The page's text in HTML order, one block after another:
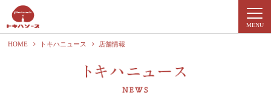
MENU
HOME トキハニュース 店舗情報